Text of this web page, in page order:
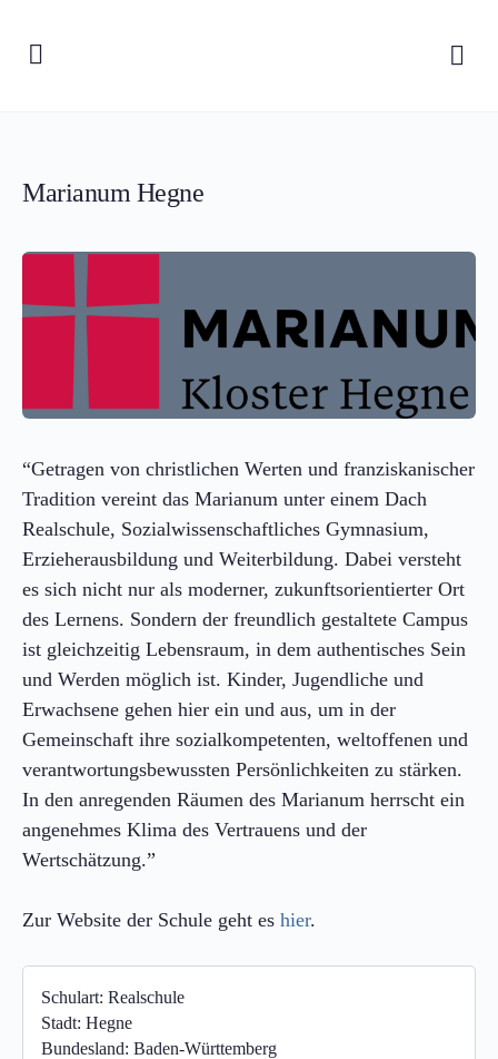
Marianum Hegne
“Getragen von christlichen Werten und franziskanischer
Tradition vereint das Marianum unter einem Dach
Realschule, Sozialwissenschaftliches Gymnasium,
Erzieherausbildung und Weiterbildung. Dabei versteht
es sich nicht nur als moderner, zukunftsorientierter Ort
des Lernens. Sondern der freundlich gestaltete Campus
ist gleichzeitig Lebensraum, in dem authentisches Sein
und Werden möglich ist. Kinder, Jugendliche und
Erwachsene gehen hier ein und aus, um in der
Gemeinschaft ihre sozialkompetenten, weltoffenen und
verantwortungsbewussten Persönlichkeiten zu stärken.
In den anregenden Räumen des Marianum herrscht ein
angenehmes Klima des Vertrauens und der
Wertschätzung.”
Zur Website der Schule geht es hier.
Schulart: Realschule
Stadt: Hegne
Bundesland: Baden-Württemberg